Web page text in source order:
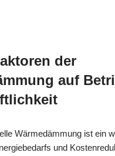
der
auf
Wärmedämmung ist ein
und